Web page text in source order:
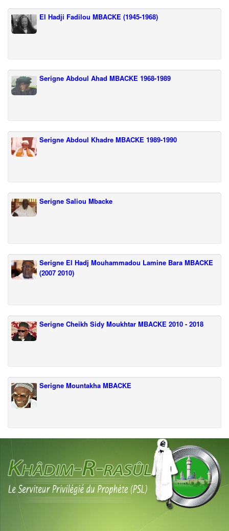
El Hadji Fadilou MBACKE (1945-1968)
Serigne Abdoul Ahad MBACKE 1968-1989
Serigne Abdoul Khadre MBACKE 1989-1990
Serigne Saliou Mbacke
Serigne El Hadj Mouhammadou Lamine Bara MBACKE
(2007 2010)
Serigne Cheikh Sidy Moukhtar MBACKE 2010 - 2018
Serigne Mountakha MBACKE